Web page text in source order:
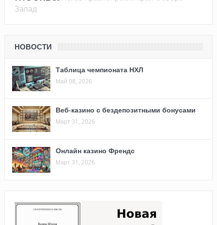
Запад
НОВОСТИ
Таблица чемпионата НХЛ
Май 08, 2026
Веб-казино с бездепозитными бонусами
Март 31, 2026
Онлайн казино Френдс
Март 31, 2026